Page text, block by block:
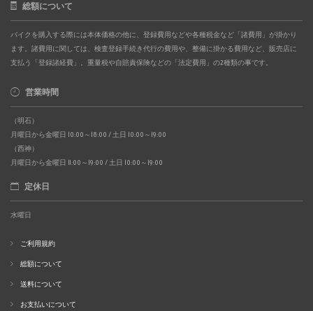
総額について
バイクを購入する際には本体価格の他に、登録費用などや各種税金など「諸費用」が掛かり
ます。諸費用に関しては、検査登録手続き代行の費用や、整備に掛かる費用など、販売店に
支払う「登録諸経費」。重量税や自賠責保険などの「法定費用」の2種類の事です。
営業時間
（明石）
月曜日から金曜日 10:00～18:00 / 土日 10:00～19:00
（西神）
月曜日から金曜日 11:00～19:00 / 土日 10:00～19:00
定休日
水曜日
ご利用規約
総額について
送料について
お支払いについて